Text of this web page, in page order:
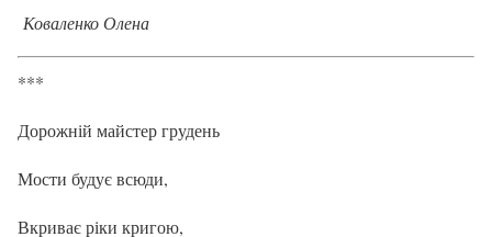
Коваленко Олена
***
Дорожній майстер грудень
Мости будує всюди,
Вкриває ріки кригою,